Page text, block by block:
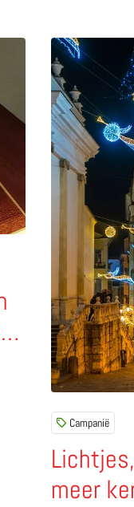
mosselschelpen –
meer
Campanië
Lees meer